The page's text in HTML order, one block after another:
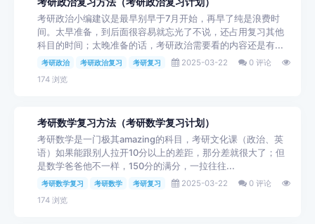
考研政治复习方法（考研政治复习计划）
考研政治小编建议是最早别早于7月开始，再早了纯是浪费时
间。太早准备，到后面很容易就忘光了不说，还占用复习其他
科目的时间；太晚准备的话，考研政治需要看的内容还是有...
考研政治 考研政治复习 考研复习 2025-03-22
0 评论
174 浏览
考研数学复习方法（考研数学复习计划）
考研数学是一门极其amazing的科目，考研文化课（政治、英
语）如果能跟别人拉开10分以上的差距，那分差就很大了；但
是数学爸爸他不一样，150分的满分，一拉往往...
考研数学复习 考研数学 考研复习 2025-03-22
0 评论
174 浏览